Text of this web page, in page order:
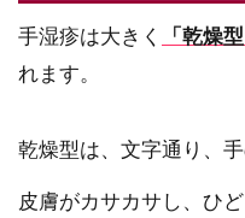
手湿疹は大きく 「乾燥型
れます。
乾燥型は、文字通り、
皮膚がカサカサし、ひ